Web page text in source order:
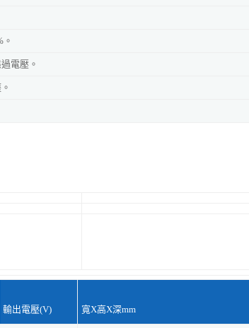
。
電壓。
輸出電壓(V) 寬X高X深mm